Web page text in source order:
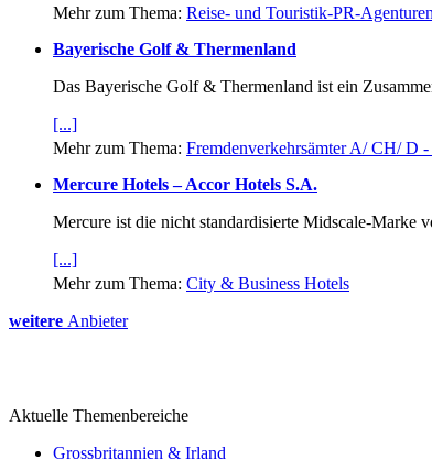
Mehr zum Thema: Reise- und Touristik-PR-Agenturen
Bayerische Golf & Thermenland
Das Bayerische Golf & Thermenland ist ein
[...]
Mehr zum Thema: Fremdenverkehrsämter A/ CH/ D
Mercure Hotels – Accor Hotels S.A.
Mercure ist die nicht standardisierte Midscale-Marke
[...]
Mehr zum Thema: City & Business Hotels
weitere Anbieter
Aktuelle Themenbereiche
Grossbritannien & Irland